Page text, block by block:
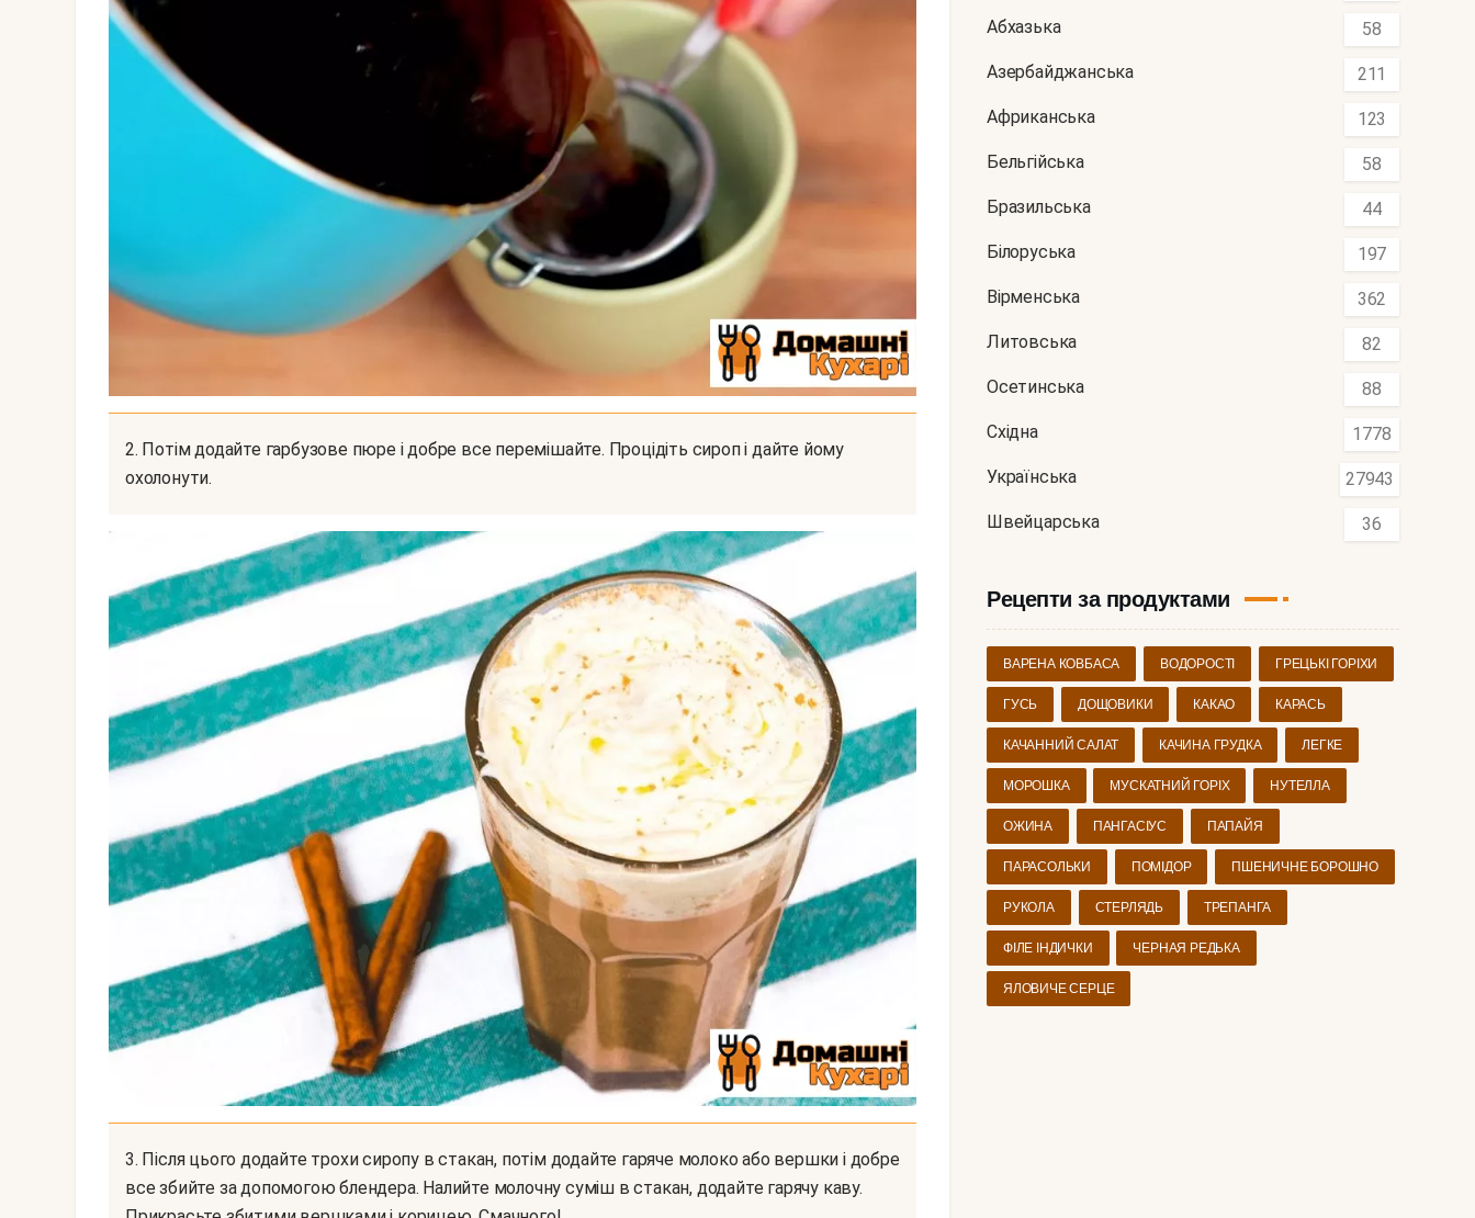
2. Потім додайте гарбузове пюре і добре все перемішайте. Процідіть сироп і дайте йому
охолонути.
3. Після цього додайте трохи сиропу в стакан, потім додайте гаряче молоко або вершки і добре
все збийте за допомогою блендера. Налийте молочну суміш в стакан, додайте гарячу каву.
Абхазька 58
Азербайджанська 211
Африканська 123
Бельгійська 58
Бразильська 44
Білоруська 197
Вірменська 362
Литовська 82
Осетинська 88
Східна 1778
Українська 27943
Швейцарська 36
Рецепти за продуктами
ВАРЕНА КОВБАСА ВОДОРОСТІ ГРЕЦЬКІ ГОРІХИ
ГУСЬ ДОЩОВИКИ КАКАО КАРАСЬ
КАЧАННИЙ САЛАТ КАЧИНА ГРУДКА ЛЕГКЕ
МОРОШКА МУСКАТНИЙ ГОРІХ НУТЕЛЛА
ОЖИНА ПАНГАСІУС ПАПАЙЯ
ПАРАСОЛЬКИ ПОМІДОР ПШЕНИЧНЕ БОРОШНО
РУКОЛА СТЕРЛЯДЬ ТРЕПАНГА
ФІЛЕ ІНДИЧКИ ЧЕРНАЯ РЕДЬКА
ЯЛОВИЧЕ СЕРЦЕ